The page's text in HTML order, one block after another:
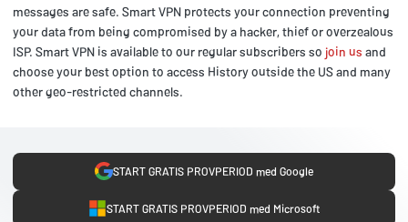
messages are safe. Smart VPN protects your connection preventing
your data from being compromised by a hacker, thief or overzealous
ISP. Smart VPN is available to our regular subscribers so join us and
choose your best option to access History outside the US and many
other geo-restricted channels.
START GRATIS PROVPERIOD med Google
START GRATIS PROVPERIOD med Microsoft